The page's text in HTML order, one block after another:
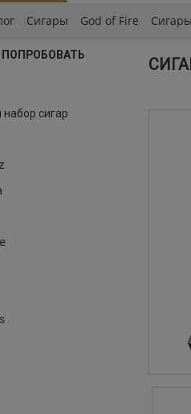
Сигары God of Fire
сигар